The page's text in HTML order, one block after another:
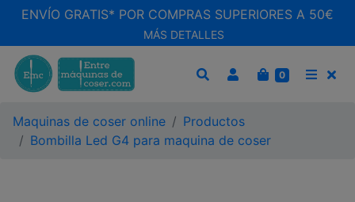
ENVÍO GRATIS* POR COMPRAS SUPERIORES A 50€
MÁS DETALLES
CARRITO
0
Maquinas de coser online
Productos
Bombilla Led G4 para maquina de coser